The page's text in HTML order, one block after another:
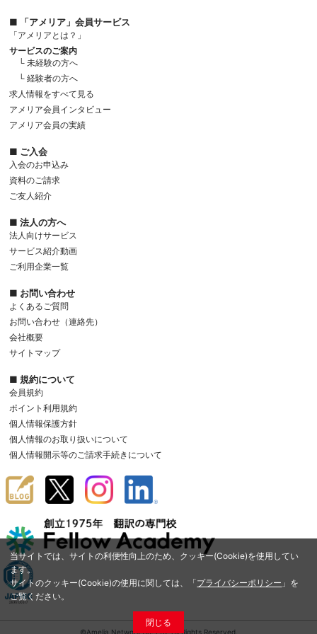
当サイトでは、サイトの利便性向上のため、クッキー(Cookie)を使用してい
ます。
サイトのクッキー(Cookie)の使用に関しては、「プライバシーポリシー 」を
ご覧ください。
閉じる
■ 「アメリア」会員サービス
「アメリアとは？」
サービスのご案内
└ 未経験の方へ
└ 経験者の方へ
求人情報をすべて見る
アメリア会員インタビュー
アメリア会員の実績
■ ご入会
入会のお申込み
資料のご請求
ご友人紹介
■ 法人の方へ
法人向けサービス
サービス紹介動画
ご利用企業一覧
■ お問い合わせ
よくあるご質問
お問い合わせ（連絡先）
会社概要
サイトマップ
■ 規約について
会員規約
ポイント利用規約
個人情報保護方針
個人情報のお取り扱いについて
個人情報開示等のご請求手続きについて
©Amelia Network Co.,Ltd. All Rights Reserved.